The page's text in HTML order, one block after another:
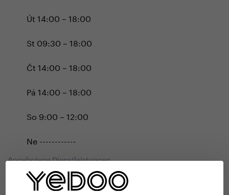
Út 14:00 – 18:00
St 09:30 – 18:00
Čt 14:00 – 18:00
Pá 14:00 – 18:00
So 9:00 – 12:00
Ne ------------
Angebotene Dienstleistungen
Geschäft Verleih Service